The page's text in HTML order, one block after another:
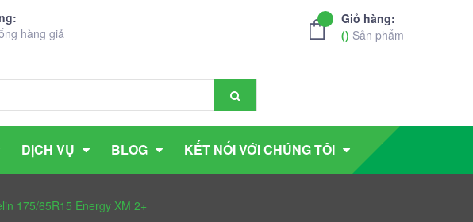
hàng giả
Giỏ hàng:
() Sản phẩm
DỊCH VỤ BLOG KẾT NỐI VỚI CHÚNG TÔI
175/65R15 Energy XM 2+